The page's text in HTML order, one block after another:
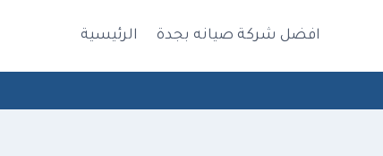
افضل شركة صيانه بجدة الرئيسية